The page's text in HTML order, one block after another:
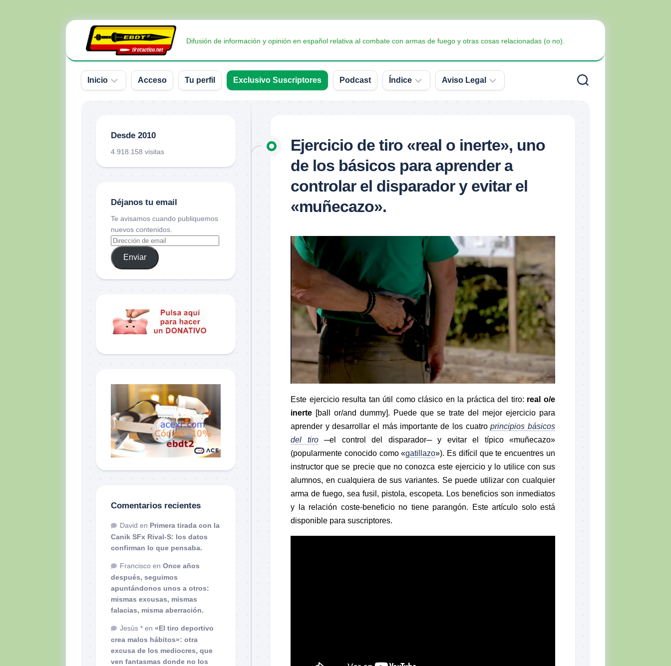
Difusión de información y opinión en español relativa al combate con armas de fuego y otras cosas relacionadas (o no).
Inicio
Donativos
Acceso Tu perfil Exclusivo Suscriptores Podcast Índice
no
Balística
Blindaje
Conceptos
definiciones
Set,
por
Tiger
McKee
El
Momento
del
Combatiente
Lectura
recomendada
Personal
Situación
Táctica
Topografía
CQB
Aviso Legal
de
Cookies
Ejercicio de tiro «real o inerte», uno
de los básicos para aprender a
controlar el disparador y evitar el
«muñecazo».
Este ejercicio resulta tan útil como clásico en la práctica del tiro: real o/e
inerte [ball or/and dummy]. Puede que se trate del mejor ejercicio para
aprender y desarrollar el más importante de los cuatroprincipios básicos
del tiro─el control del disparador─ y evitar el típico «muñecazo»
(popularmente conocido como «gatillazo»). Es difícil que te encuentres un
instructor que se precie que no conozca este ejercicio y lo utilice con sus
alumnos, en cualquiera de sus variantes. Se puede utilizar con cualquier
arma de fuego, sea fusil, pistola, escopeta. Los beneficios son inmediatos
y la relación coste-beneficio no tiene parangón. Este artículo solo está
disponible para suscriptores.
Desde 2010
4.918.158 visitas
Déjanos tu email
Te avisamos cuando publiquemos
nuevos contenidos.
Enviar
Comentarios recientes
David en Primera tirada con la
Canik SFx Rival-S: los datos
confirman lo que pensaba.
Francisco en Once años
después, seguimos
apuntándonos unos a otros:
mismas excusas, mismas
falacias, misma aberración.
Jesús * en «El tiro deportivo
crea malos hábitos»: otra
excusa de los mediocres, que
ven fantasmas donde no los